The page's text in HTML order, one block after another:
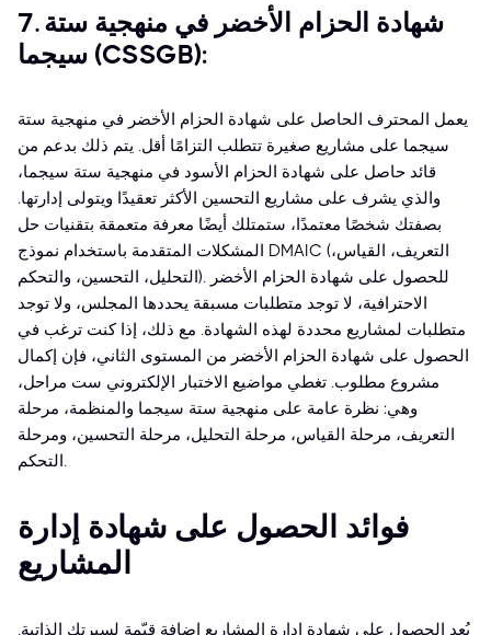
7. شهادة الحزام الأخضر في منهجية ستة
سيجما (CSSGB):
يعمل المحترف الحاصل على شهادة الحزام الأخضر في منهجية ستة
سيجما على مشاريع صغيرة تتطلب التزامًا أقل. يتم ذلك بدعم من
قائد حاصل على شهادة الحزام الأسود في منهجية ستة سيجما،
والذي يشرف على مشاريع التحسين الأكثر تعقيدًا ويتولى إدارتها.
بصفتك شخصًا معتمدًا، ستمتلك أيضًا معرفة متعمقة بتقنيات حل
المشكلات المتقدمة باستخدام نموذج DMAIC (التعريف، القياس،
التحليل، التحسين، والتحكم). للحصول على شهادة الحزام الأخضر
الاحترافية، لا توجد متطلبات مسبقة يحددها المجلس، ولا توجد
متطلبات لمشاريع محددة لهذه الشهادة. مع ذلك، إذا كنت ترغب في
الحصول على شهادة الحزام الأخضر من المستوى الثاني، فإن إكمال
مشروع مطلوب. تغطي مواضيع الاختبار الإلكتروني ست مراحل،
وهي: نظرة عامة على منهجية ستة سيجما والمنظمة، مرحلة
التعريف، مرحلة القياس، مرحلة التحليل، مرحلة التحسين، ومرحلة
التحكم.
فوائد الحصول على شهادة إدارة
المشاريع
يُعد الحصول على شهادة إدارة المشاريع إضافة قيّمة لسيرتك الذاتية.